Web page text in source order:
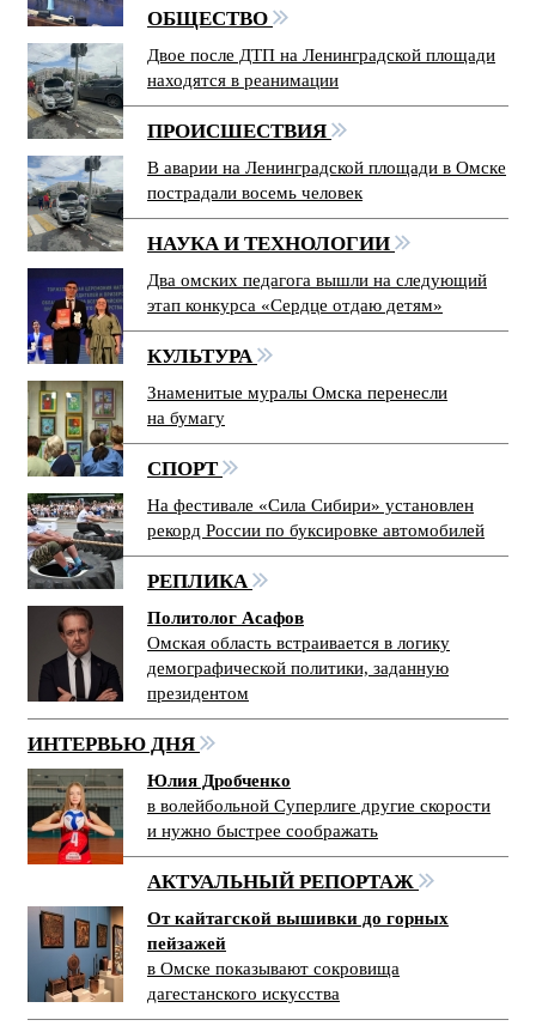
ОБЩЕСТВО
Двое после ДТП на Ленинградской площади
находятся в реанимации
ПРОИСШЕСТВИЯ
В аварии на Ленинградской площади в Омске
пострадали восемь человек
НАУКА И ТЕХНОЛОГИИ
Два омских педагога вышли на следующий
этап конкурса «Сердце отдаю детям»
КУЛЬТУРА
Знаменитые муралы Омска перенесли
на бумагу
СПОРТ
На фестивале «Сила Сибири» установлен
рекорд России по буксировке автомобилей
РЕПЛИКА
Политолог Асафов
Омская область встраивается в логику
демографической политики, заданную
президентом
ИНТЕРВЬЮ ДНЯ
Юлия Дробченко
в волейбольной Суперлиге другие скорости
и нужно быстрее соображать
АКТУАЛЬНЫЙ РЕПОРТАЖ
От кайтагской вышивки до горных
пейзажей
в Омске показывают сокровища
дагестанского искусства